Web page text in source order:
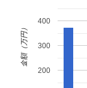
200
300
400
金額（万円）